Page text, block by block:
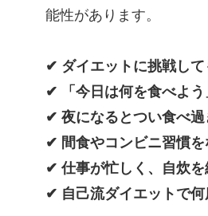
能性があります。
✔ ダイエットに挑戦し
✔ 「今日は何を食べよ
✔ 夜になるとつい食べ過
✔ 間食やコンビニ習慣
✔ 仕事が忙しく、自炊
✔ 自己流ダイエットで